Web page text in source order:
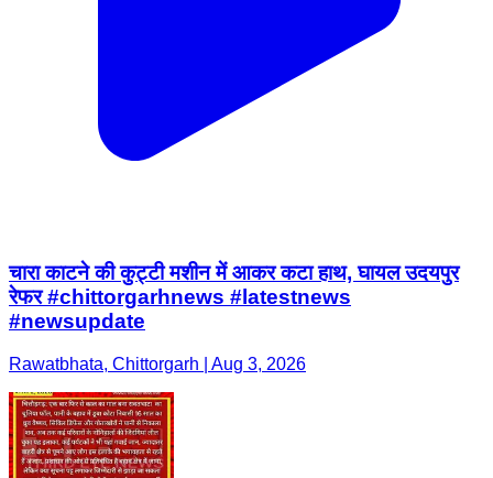
चारा काटने की कुट्टी मशीन में आकर कटा हाथ, घायल उदयपुर
रेफर #chittorgarhnews #latestnews
#newsupdate
Rawatbhata, Chittorgarh | Aug 3, 2026